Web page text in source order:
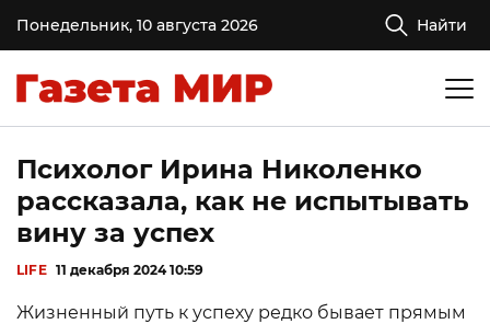
Понедельник, 10 августа 2026 Найти
Психолог Ирина Николенко
рассказала, как не испытывать
вину за успех
LIFE 11 декабря 2024 10:59
Жизненный путь к успеху редко бывает прямым